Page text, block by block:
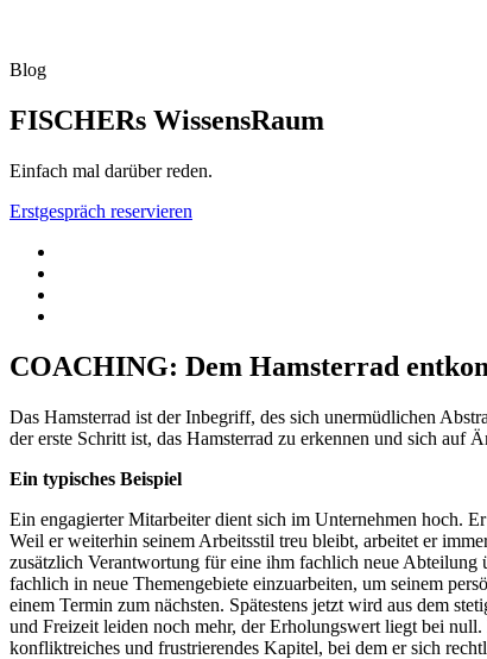
Blog
FISCHERs WissensRaum
Einfach mal darüber reden.
Erstgespräch reservieren
COACHING: Dem Hamsterrad
Das Hamsterrad ist der Inbegriff, des sich unermüdlichen
der erste Schritt ist, das Hamsterrad zu erkennen und sich auf
Ein typisches Beispiel
Ein engagierter Mitarbeiter dient sich im Unternehmen hoch.
Weil er weiterhin seinem Arbeitsstil treu bleibt, arbeitet er
zusätzlich Verantwortung für eine ihm fachlich neue
fachlich in neue Themengebiete einzuarbeiten, um seinem
einem Termin zum nächsten. Spätestens jetzt wird aus dem
und Freizeit leiden noch mehr, der Erholungswert liegt bei
konfliktreiches und frustrierendes Kapitel, bei dem er sich